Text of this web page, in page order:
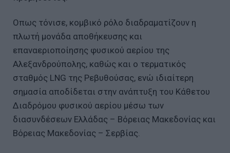
Οπως τόνισε, κομβικό ρόλο διαδραματίζουν η
πλωτή μονάδα αποθήκευσης και
επαναεριοποίησης φυσικού αερίου της
Αλεξανδρούπολης, καθώς και ο τερματικός
σταθμός LNG της Ρεβυθούσας, ενώ ιδιαίτερη
σημασία αποδίδεται στην ανάπτυξη του Κάθετου
Διαδρόμου φυσικού αερίου μέσω των
διασυνδέσεων Ελλάδας – Βόρειας Μακεδονίας και
Βόρειας Μακεδονίας – Σερβίας.